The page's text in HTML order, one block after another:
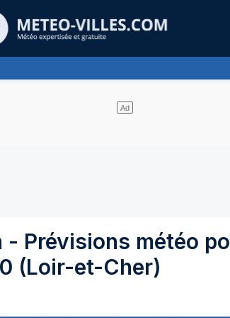
se partagent le ciel - pas de pluie
- Prévisions météo
(Loir-et-Cher)